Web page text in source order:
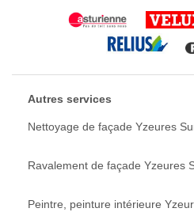
Autres services
Nettoyage de façade Yzeures
Ravalement de façade Yzeures
Peintre, peinture intérieure